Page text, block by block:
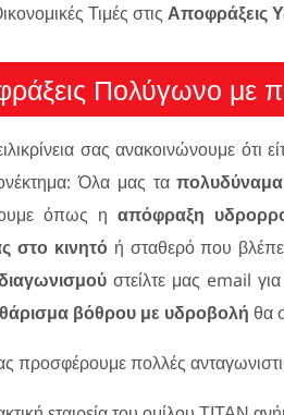
Τιμές στις Αποφράξεις
Πολύγωνο με
σας ανακοινώνουμε ότι
Όλα μας ταπολυδύναμα
όπως ηαπόφραξη
στο κινητόή σταθερό που
στείλτε μας email
βόθρου με υδροβολή θα
προσφέρουμε πολλές